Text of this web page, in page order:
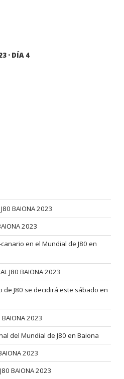
· DÍA 4
J80 BAIONA 2023
2023
en el Mundial de J80 en
J80 BAIONA 2023
de J80 se decidirá este sábado en
BAIONA 2023
del Mundial de J80 en Baiona
2023
J80 BAIONA 2023